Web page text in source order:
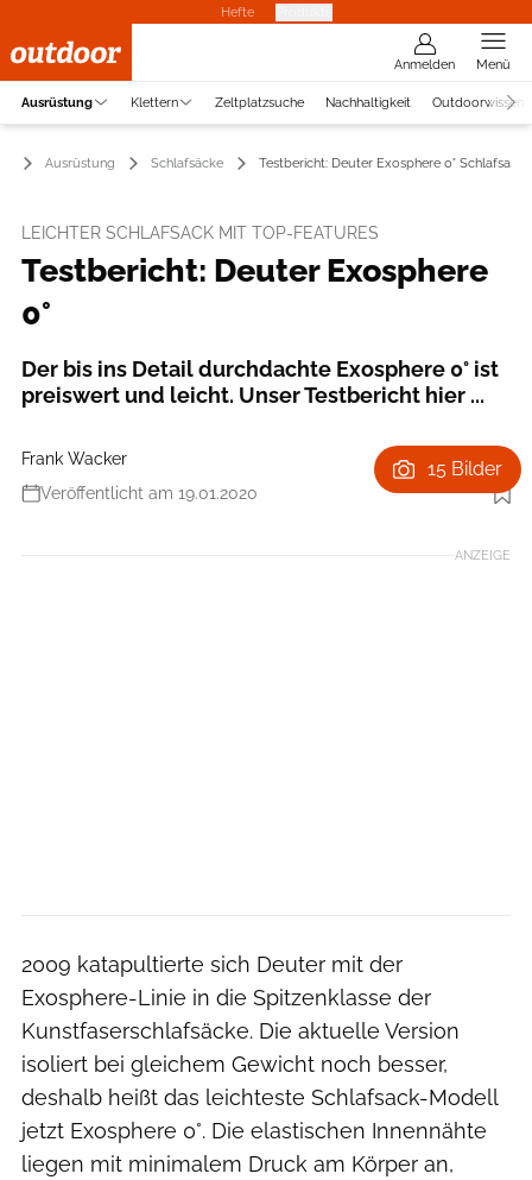
Hefte
Anmelden Menü
Ausrüstung Klettern Zeltplatzsuche Nachhaltigkeit Outdoorwissen
Ausrüstung Schlafsäcke Testbericht: Deuter Exosphere 0° Schlafsack
LEICHTER SCHLAFSACK MIT TOP-FEATURES
Testbericht: Deuter Exosphere
0°
Der bis ins Detail durchdachte Exosphere 0° ist
preiswert und leicht. Unser Testbericht hier ...
Frank Wacker
Veröffentlicht am 19.01.2020
Foto: Deuter
15 Bilder
ANZEIGE
2009 katapultierte sich Deuter mit der
Exosphere-Linie in die Spitzenklasse der
Kunstfaserschlafsäcke. Die aktuelle Version
isoliert bei gleichem Gewicht noch besser,
deshalb heißt das leichteste Schlafsack-Modell
jetzt Exosphere 0°. Die elastischen Innennähte
liegen mit minimalem Druck am Körper an,